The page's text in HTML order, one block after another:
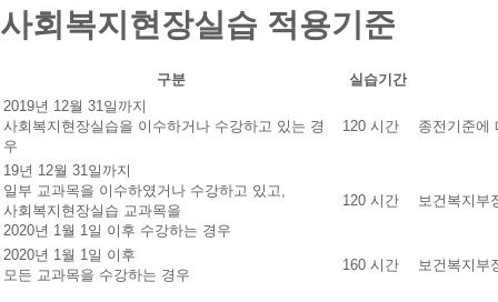
사회복지현장실습 적용기준
구분
실습기간
2019년 12월 31일까지
사회복지현장실습을 이수하거나 수강하고 있는 경
우
120 시간 종전기준에
19년 12월 31일까지
일부 교과목을 이수하였거나 수강하고 있고,
사회복지현장실습 교과목을
2020년 1월 1일 이후 수강하는 경우
120 시간 보건복지부
2020년 1월 1일 이후
모든 교과목을 수강하는 경우
160 시간 보건복지부